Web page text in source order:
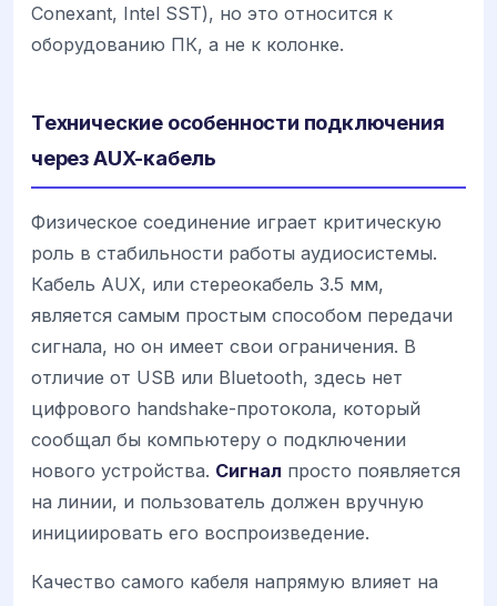
Conexant, Intel SST), но это относится к
оборудованию ПК, а не к колонке.
Технические особенности подключения
через AUX-кабель
Физическое соединение играет критическую
роль в стабильности работы аудиосистемы.
Кабель AUX, или стереокабель 3.5 мм,
является самым простым способом передачи
сигнала, но он имеет свои ограничения. В
отличие от USB или Bluetooth, здесь нет
цифрового handshake-протокола, который
сообщал бы компьютеру о подключении
нового устройства. Сигнал просто появляется
на линии, и пользователь должен вручную
инициировать его воспроизведение.
Качество самого кабеля напрямую влияет на